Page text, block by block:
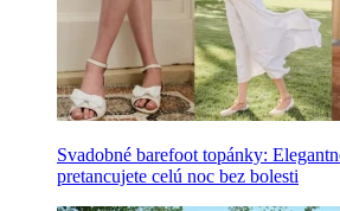
Svadobné barefoot topánky:
pretancujete celú noc bez bolesti